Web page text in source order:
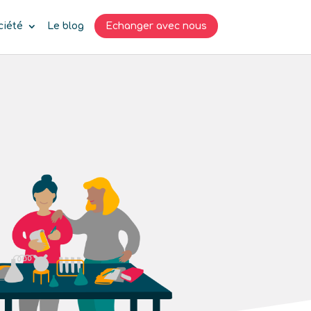
Le blog Echanger avec nous